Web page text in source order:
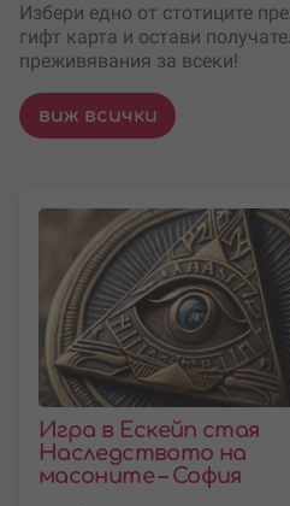
Избери едно от стотиците
гифт карта и остави
преживявания за всеки!
виж всички
Игра в Ескейп стая
Наследството на
масоните – София